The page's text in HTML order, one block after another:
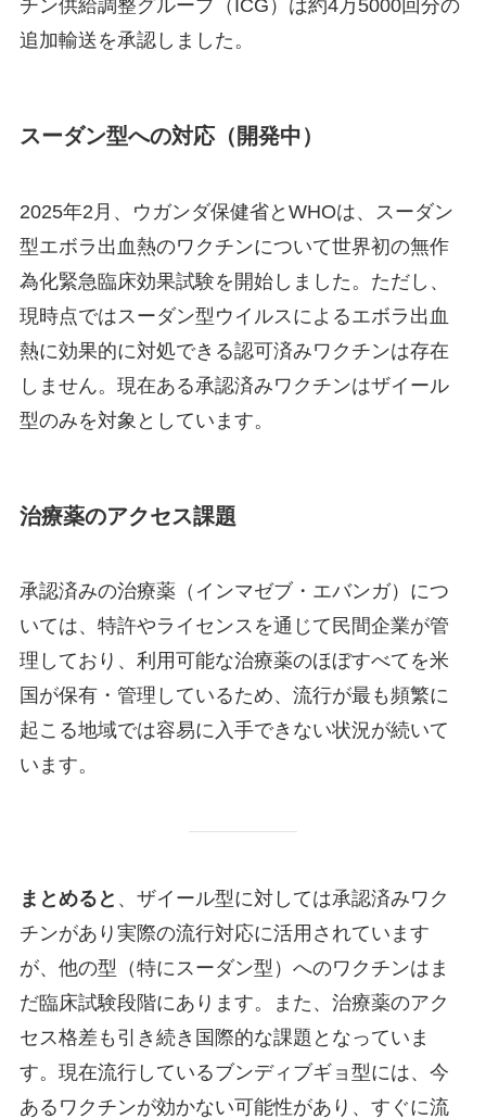
チン供給調整グループ（ICG）は約4万5000回分の
追加輸送を承認しました。
スーダン型への対応（開発中）
2025年2月、ウガンダ保健省とWHOは、スーダン
型エボラ出血熱のワクチンについて世界初の無作
為化緊急臨床効果試験を開始しました。ただし、
現時点ではスーダン型ウイルスによるエボラ出血
熱に効果的に対処できる認可済みワクチンは存在
しません。現在ある承認済みワクチンはザイール
型のみを対象としています。
治療薬のアクセス課題
承認済みの治療薬（インマゼブ・エバンガ）につ
いては、特許やライセンスを通じて民間企業が管
理しており、利用可能な治療薬のほぼすべてを米
国が保有・管理しているため、流行が最も頻繁に
起こる地域では容易に入手できない状況が続いて
います。
まとめると 、ザイール型に対しては承認済みワク
チンがあり実際の流行対応に活用されています
が、他の型（特にスーダン型）へのワクチンはま
だ臨床試験段階にあります。また、治療薬のアク
セス格差も引き続き国際的な課題となっていま
す。現在流行しているブンディブギョ型には、今
あるワクチンが効かない可能性があり、すぐに流